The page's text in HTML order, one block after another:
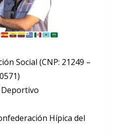
Social (CNP: 21249 –
Hípica del